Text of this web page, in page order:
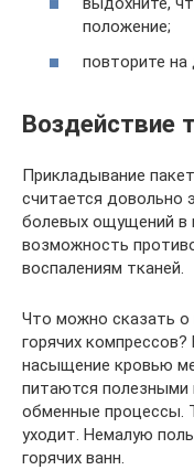
положение;
повторите на
Воздействие
Прикладывание
считается довольно
болевых ощущений в
возможность
воспалениям тканей.
Что можно сказать о
горячих
насыщение кровью
питаются полезными
обменные процессы.
уходит. Немалую
горячих ванн.